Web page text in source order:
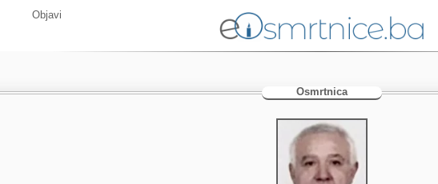
Objavi
Osmrtnica